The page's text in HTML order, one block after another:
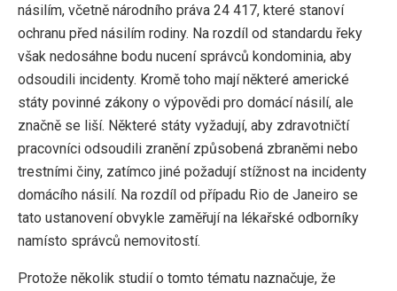
násilím, včetně národního práva 24 417, které stanoví
ochranu před násilím rodiny. Na rozdíl od standardu řeky
však nedosáhne bodu nucení správců kondominia, aby
odsoudili incidenty. Kromě toho mají některé americké
státy povinné zákony o výpovědi pro domácí násilí, ale
značně se liší. Některé státy vyžadují, aby zdravotničtí
pracovníci odsoudili zranění způsobená zbraněmi nebo
trestními činy, zatímco jiné požadují stížnost na incidenty
domácího násilí. Na rozdíl od případu Rio de Janeiro se
tato ustanovení obvykle zaměřují na lékařské odborníky
namísto správců nemovitostí.
Protože několik studií o tomto tématu naznačuje, že